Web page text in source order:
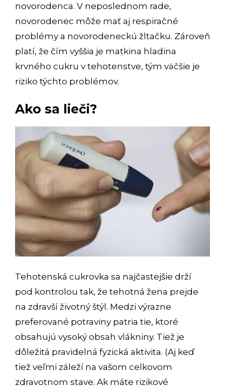
novorodenca. V neposlednom rade,
novorodenec môže mať aj respiračné
problémy a novorodeneckú žltačku. Zároveň
platí, že čím vyššia je matkina hladina
krvného cukru v tehotenstve, tým väčšie je
riziko týchto problémov.
Ako sa lieči?
Tehotenská cukrovka sa najčastejšie drží
pod kontrolou tak, že tehotná žena prejde
na zdravší životný štýl. Medzi výrazne
preferované potraviny patria tie, ktoré
obsahujú vysoký obsah vlákniny. Tiež je
dôležitá pravidelná fyzická aktivita. (Aj keď
tiež veľmi záleží na vašom celkovom
zdravotnom stave. Ak máte rizikové